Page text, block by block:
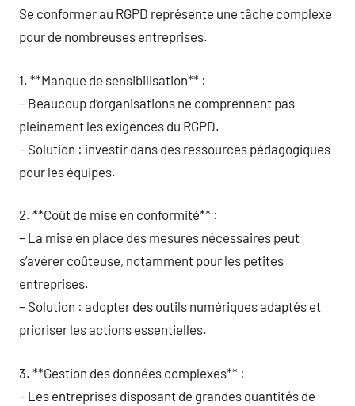
Se conformer au RGPD représente une tâche complexe
pour de nombreuses entreprises.
1. **Manque de sensibilisation** :
– Beaucoup d’organisations ne comprennent pas
pleinement les exigences du RGPD.
– Solution : investir dans des ressources pédagogiques
pour les équipes.
2. **Coût de mise en conformité** :
– La mise en place des mesures nécessaires peut
s’avérer coûteuse, notamment pour les petites
entreprises.
– Solution : adopter des outils numériques adaptés et
prioriser les actions essentielles.
3. **Gestion des données complexes** :
– Les entreprises disposant de grandes quantités de